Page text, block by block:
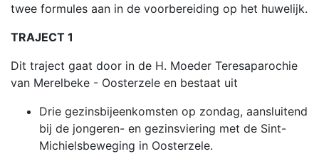
twee formules aan in de voorbereiding op het huwelijk.
TRAJECT 1
Dit traject gaat door in de H. Moeder Teresaparochie
van Merelbeke - Oosterzele en bestaat uit
Drie gezinsbijeenkomsten op zondag, aansluitend
bij de jongeren- en gezinsviering met de Sint-
Michielsbeweging in Oosterzele.